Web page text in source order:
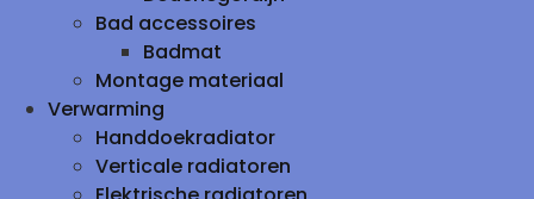
Bad accessoires
Badmat
Montage materiaal
Verwarming
Handdoekradiator
Verticale radiatoren